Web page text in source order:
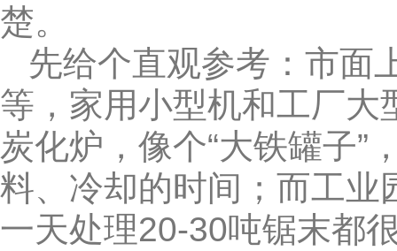
楚。
先给个直观参考：市面
等，家用小型机和工厂大
炭化炉，像个“大铁罐子”
料、冷却的时间；而工业
一天处理20-30吨锯末都